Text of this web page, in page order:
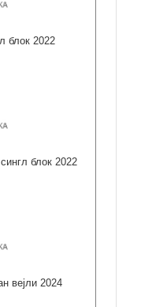
блок 2022
блок 2022
вејли 2024